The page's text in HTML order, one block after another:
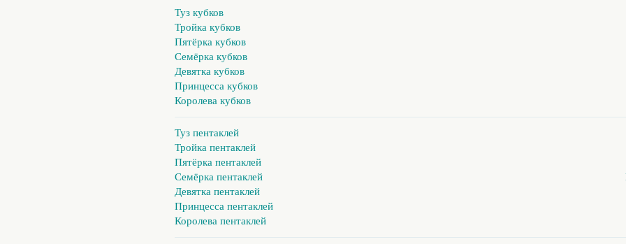
Туз кубков
Тройка кубков
Пятёрка кубков
Семёрка кубков
Девятка кубков
Принцесса кубков
Королева кубков
Туз пентаклей
Тройка пентаклей
Пятёрка пентаклей
Семёрка пентаклей
Девятка пентаклей
Принцесса пентаклей
Королева пентаклей